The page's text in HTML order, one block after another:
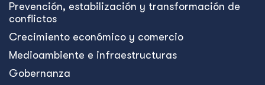
Prevención, estabilización y transformación de
conflictos
Crecimiento económico y comercio
Medioambiente e infraestructuras
Gobernanza